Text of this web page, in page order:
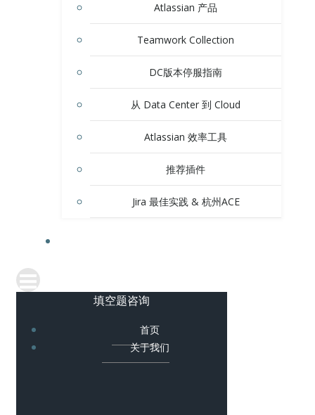
Atlassian 产品
Teamwork Collection
DC版本停服指南
从 Data Center 到 Cloud
Atlassian 效率工具
推荐插件
Jira 最佳实践 & 杭州ACE
填空题咨询
首页
关于我们